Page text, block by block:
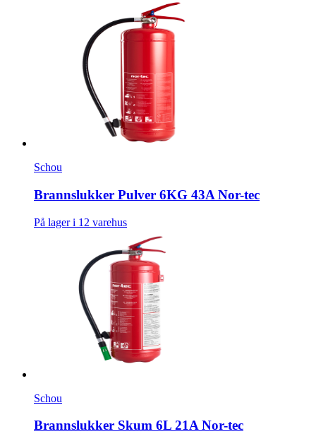
Schou
Brannslukker Pulver 6KG 43A Nor-tec
På lager i 12 varehus
Schou
Brannslukker Skum 6L 21A Nor-tec